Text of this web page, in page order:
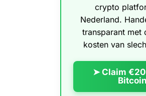
crypto
Nederland.
transparant met
kosten van
➤ Claim
Bitcoin